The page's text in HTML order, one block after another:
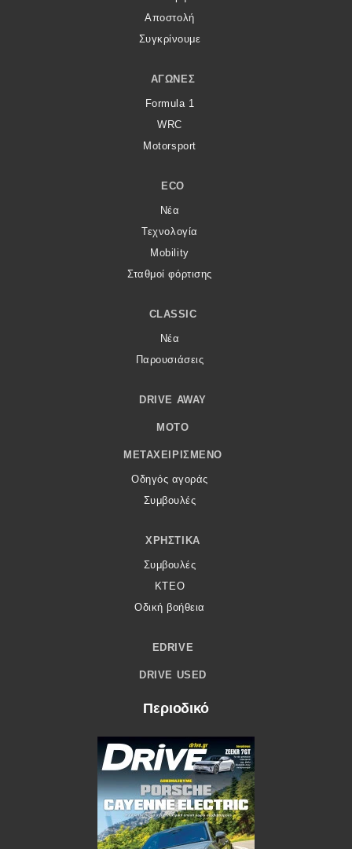
Αποστολή
Συγκρίνουμε
ΑΓΏΝΕΣ
Formula 1
WRC
Motorsport
ECO
Νέα
Τεχνολογία
Mobility
Σταθμοί φόρτισης
CLASSIC
Νέα
Παρουσιάσεις
DRIVE AWAY
MOTO
ΜΕΤΑΧΕΙΡΙΣΜΈΝΟ
Οδηγός αγοράς
Συμβουλές
ΧΡΗΣΤΙΚΆ
Συμβουλές
ΚΤΕΟ
Οδική βοήθεια
EDRIVE
DRIVE USED
Περιοδικό